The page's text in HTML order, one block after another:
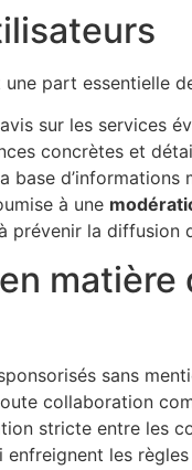
part essentielle
sur les services
concrètes et
base d’informations
à une
prévenir la diffusion
sans
collaboration
stricte entre les
enfreignent les